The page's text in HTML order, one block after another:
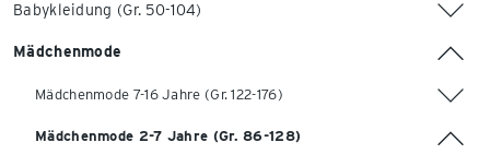
Babykleidung (Gr. 50-104)
Mädchenmode
Mädchenmode 7-16 Jahre (Gr. 122-176)
Mädchenmode 2-7 Jahre (Gr. 86-128)